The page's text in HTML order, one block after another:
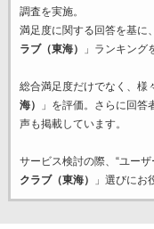
調査を実施。
満足度に関する回答を基に
ラブ（東海）
」ランキング
総合満足度だけでなく、様
海）
」を評価。さらに回
声も掲載しています。
サービス検討の際、“ユー
クラブ（東海）
」選びにお